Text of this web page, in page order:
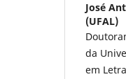
José
(UFAL)
da
em